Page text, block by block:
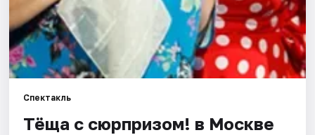
Спектакль
Тёща с сюрпризом! в Москве